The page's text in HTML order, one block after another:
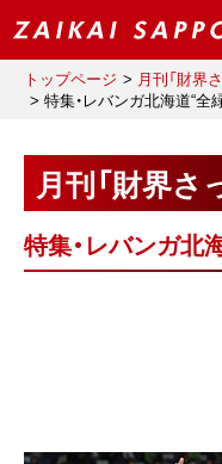
トップページ
月刊「財界
特集・レバンガ北海道“全
月刊「財界さ
特集・レバンガ北